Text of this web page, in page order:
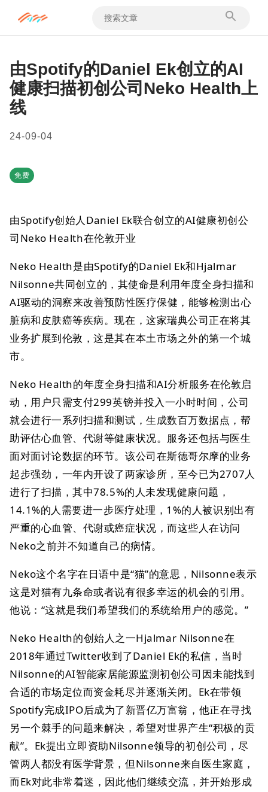
由Spotify的Daniel Ek创立的AI
健康扫描初创公司Neko Health上
线
24-09-04
免费
由Spotify创始人Daniel Ek联合创立的AI健康初创公
司Neko Health在伦敦开业
Neko Health是由Spotify的Daniel Ek和Hjalmar
Nilsonne共同创立的，其使命是利用年度全身扫描和
AI驱动的洞察来改善预防性医疗保健，能够检测出心
脏病和皮肤癌等疾病。现在，这家瑞典公司正在将其
业务扩展到伦敦，这是其在本土市场之外的第一个城
市。
Neko Health的年度全身扫描和AI分析服务在伦敦启
动，用户只需支付299英镑并投入一小时时间，公司
就会进行一系列扫描和测试，生成数百万数据点，帮
助评估心血管、代谢等健康状况。服务还包括与医生
面对面讨论数据的环节。该公司在斯德哥尔摩的业务
起步强劲，一年内开设了两家诊所，至今已为2707人
进行了扫描，其中78.5%的人未发现健康问题，
14.1%的人需要进一步医疗处理，1%的人被识别出有
严重的心血管、代谢或癌症状况，而这些人在访问
Neko之前并不知道自己的病情。
Neko这个名字在日语中是“猫”的意思，Nilsonne表示
这是对猫有九条命或者说有很多幸运的机会的引用。
他说：“这就是我们希望我们的系统给用户的感觉。”
Neko Health的创始人之一Hjalmar Nilsonne在
2018年通过Twitter收到了Daniel Ek的私信，当时
Nilsonne的AI智能家居能源监测初创公司因未能找到
合适的市场定位而资金耗尽并逐渐关闭。Ek在带领
Spotify完成IPO后成为了新晋亿万富翁，他正在寻找
另一个棘手的问题来解决，希望对世界产生“积极的贡
献”。Ek提出立即资助Nilsonne领导的初创公司，尽
管两人都没有医学背景，但Nilsonne来自医生家庭，
而Ek对此非常着迷，因此他们继续交流，并开始形成